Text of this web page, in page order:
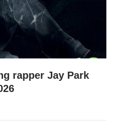
rapper Jay Park